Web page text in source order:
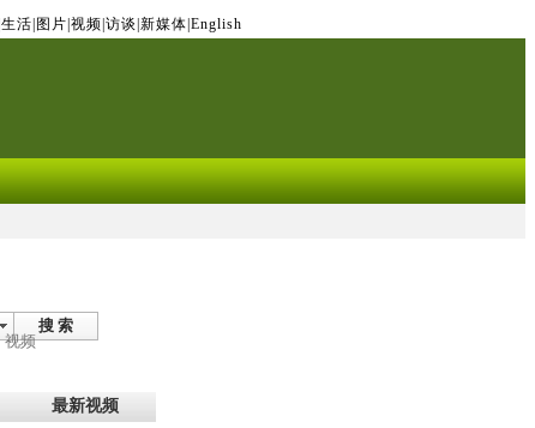
生活 图片 视频 访谈 新媒体 English
搜 索
视频
最新视频